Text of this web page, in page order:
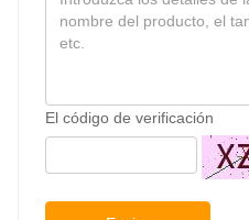
El código de verificación